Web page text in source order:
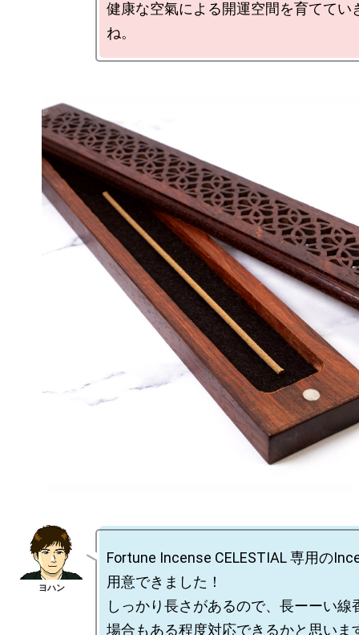
健康な空氣による開運空間を育ててい
Fortune Incense CELESTIAL 専用の
用意できました！
しっかり長さがあるので、長ーーい線
場合もある程度対応できるかと思いま